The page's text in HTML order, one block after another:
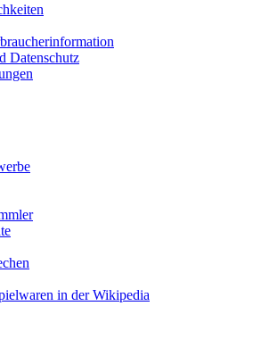
Datenschutz
in der Wikipedia